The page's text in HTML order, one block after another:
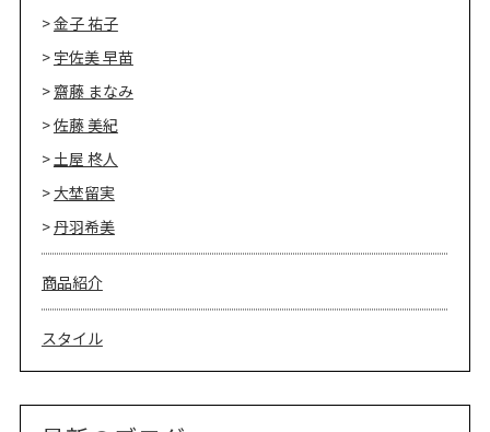
金子 祐子
宇佐美 早苗
齋藤 まなみ
佐藤 美紀
土屋 柊人
大埜留実
丹羽希美
商品紹介
スタイル